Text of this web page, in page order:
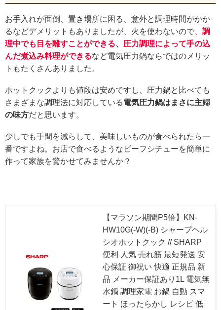
お手入れが面倒、置き場所に困る、意外と調理時間がかか
るなどデメリットもありましたが、火を使わないので、 調
理中でも目を離すことができる、圧力調理によって手の込
んだ煮込み料理ができるなど電気圧力鍋ならではのメリッ
トもたくさんありました。
ホットクックよりも値段は安めですし、圧力鍋と比べても
さまざまな調理法に対応している電気圧力鍋はまさに主婦
の味方だと思います。
少しでも手間を減らして、美味しいものが食べられたら一
番ですよね。お店で食べるようなビーフシチューを簡単に
作って家族を驚かせてみませんか？
【マラソン期間P5倍】KN-
HW10G(-W)(-B) シャープヘル
シオホットクック // SHARP
便利 人気 売れ筋 最短発送 安
心保証 御祝い 快適 正規品 新
品 メーカー保証あり1L 電気無
水鍋 調理家電 お鍋 自動 スマ
ート ほったらかし レシピ 低